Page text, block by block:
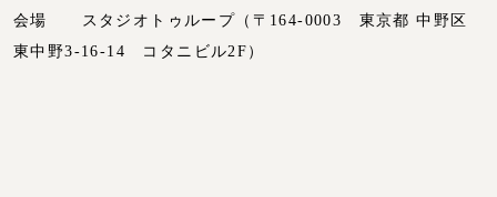
会場 スタジオトゥループ（〒164-0003 東京都 中野区
東中野3-16-14 コタニビル2F）